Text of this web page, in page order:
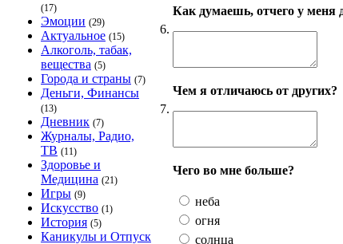
(17)
Эмоции (29)
Актуальное (15)
Алкоголь, табак,
вещества (5)
Города и страны (7)
Деньги, Финансы
(13)
Дневник (7)
Журналы, Радио,
ТВ (11)
Здоровье и
Медицина (21)
Игры (9)
Искусство (1)
История (5)
Каникулы и Отпуск
6.
Как думаешь, отчего у меня
7.
Чем я отличаюсь от других?
Чего во мне больше?
неба
огня
солнца